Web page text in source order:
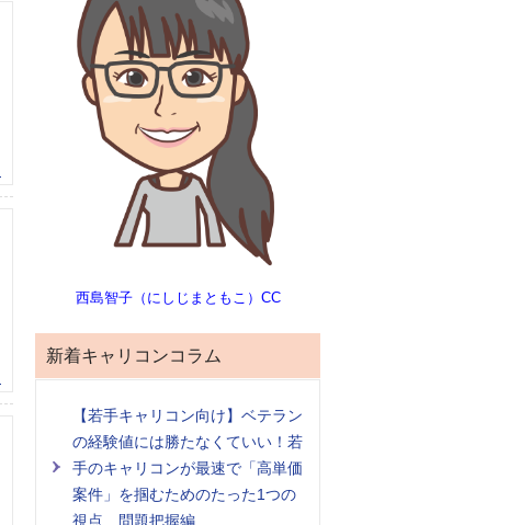
西島智子（にしじまともこ）CC
新着キャリコンコラム
【若手キャリコン向け】ベテラン
の経験値には勝たなくていい！若
手のキャリコンが最速で「高単価
案件」を掴むためのたった1つの
視点 問題把握編